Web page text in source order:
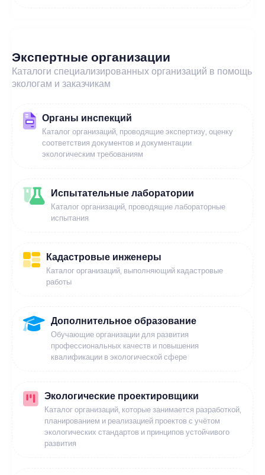
Экспертные организации
Каталоги специализированных организаций в помощь
экологам и заказчикам
Органы инспекций
Каталог организаций, проводящие экспертизу, оценку
соответствия документов и документации
экологическим требованиям
Испытательные лаборатории
Каталог организаций, проводящие лабораторные
испытания
Кадастровые инженеры
Каталог организаций, выполняющий кадастровые
работы
Дополнительное образование
Обучающие организации для развития
профессиональных качеств и повышения
квалификации в экологической сфере
Экологические проектировщики
Каталог организаций, которые занимается разработкой,
планированием и реализацией проектов с учётом
экологических стандартов и принципов устойчивого
развития